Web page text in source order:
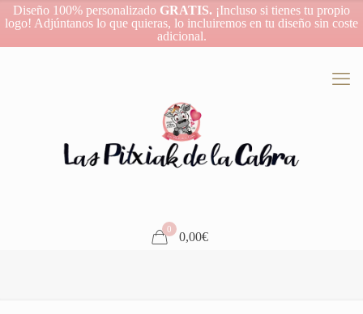
Diseño 100% personalizado GRATIS. ¡Incluso si tienes tu propio
logo! Adjúntanos lo que quieras, lo incluiremos en tu diseño sin coste
adicional.
0
0,00€